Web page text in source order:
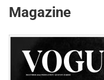
Magazine